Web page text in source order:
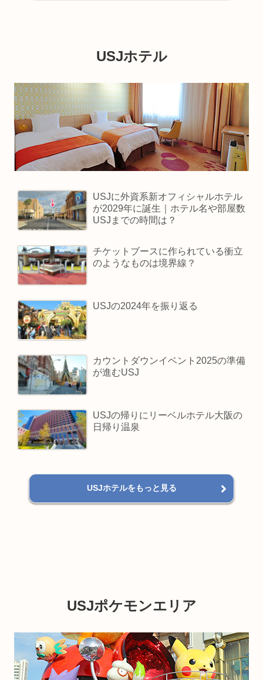
USJホテル
USJに外資系新オフィシャルホテル
が2029年に誕生｜ホテル名や部屋数
USJまでの時間は？
チケットブースに作られている衝立
のようなものは境界線？
USJの2024年を振り返る
カウントダウンイベント2025の準備
が進むUSJ
USJの帰りにリーベルホテル大阪の
日帰り温泉
USJホテルをもっと見る
USJポケモンエリア